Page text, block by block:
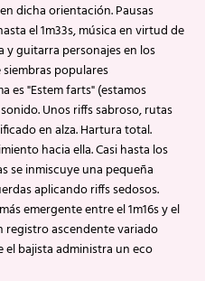
dicha orientación. Pausas
el 1m33s, música en virtud de
y guitarra personajes en los
populares
es "Estem farts" (estamos
Unos riffs sabroso, rutas
en alza. Hartura total.
hacia ella. Casi hasta los
se inmiscuye una pequeña
aplicando riffs sedosos.
emergente entre el 1m16s y el
registro ascendente variado
el bajista administra un eco